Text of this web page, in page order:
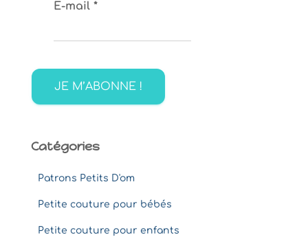
h
r
E-mail *
Catégories
Patrons Petits D'om
Petite couture pour bébés
Petite couture pour enfants